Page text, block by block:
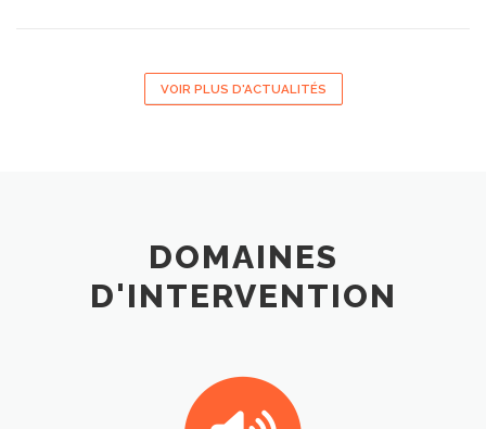
VOIR PLUS D'ACTUALITÉS
DOMAINES
D'INTERVENTION